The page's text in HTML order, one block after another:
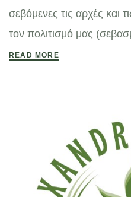
σεβόμενες τις αρχές και
τον πολιτισμό μας
READ MORE